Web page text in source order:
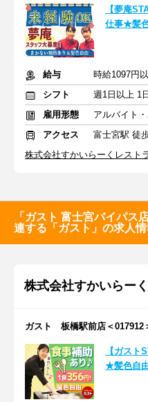
【夢庵
仕事★髪
給与
時給1097円
シフト
雇用形態
アルバイト
アクセス
富士宮駅 徒
株式会社すかいらーくレスト
「ガスト 富士宮バイパス
連する「ガスト」の求人情
株式会社すかいらー
ガスト 板橋駅前店＜017912
【ガスト
★髪色自